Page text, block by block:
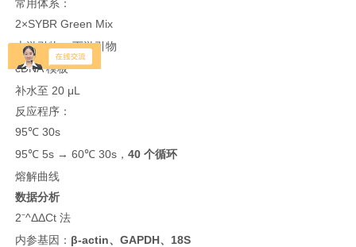
常用体系：
2×SYBR Green Mix
上游引物 + 下游引物
cDNA 模板
补水至 20 μL
反应程序：
95℃ 30s
95℃ 5s → 60℃ 30s，40 个循环
熔解曲线
数据分析
2⁻^ΔΔCt 法
内参基因： β-actin、GAPDH、18S